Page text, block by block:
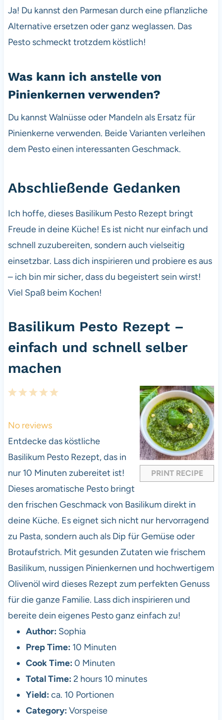
Ja! Du kannst den Parmesan durch eine pflanzliche
Alternative ersetzen oder ganz weglassen. Das
Pesto schmeckt trotzdem köstlich!
Was kann ich anstelle von
Pinienkernen verwenden?
Du kannst Walnüsse oder Mandeln als Ersatz für
Pinienkerne verwenden. Beide Varianten verleihen
dem Pesto einen interessanten Geschmack.
Abschließende Gedanken
Ich hoffe, dieses Basilikum Pesto Rezept bringt
Freude in deine Küche! Es ist nicht nur einfach und
schnell zuzubereiten, sondern auch vielseitig
einsetzbar. Lass dich inspirieren und probiere es aus
– ich bin mir sicher, dass du begeistert sein wirst!
Viel Spaß beim Kochen!
Basilikum Pesto Rezept –
einfach und schnell selber
machen
PRINT RECIPE
5
a
r
s
4
t
a
r
s
3
t
a
r
s
2
t
a
r
s
1
t
a
r
No reviews
Entdecke das köstliche
Basilikum Pesto Rezept, das in
nur 10 Minuten zubereitet ist!
Dieses aromatische Pesto bringt
den frischen Geschmack von Basilikum direkt in
deine Küche. Es eignet sich nicht nur hervorragend
zu Pasta, sondern auch als Dip für Gemüse oder
Brotaufstrich. Mit gesunden Zutaten wie frischem
Basilikum, nussigen Pinienkernen und hochwertigem
Olivenöl wird dieses Rezept zum perfekten Genuss
für die ganze Familie. Lass dich inspirieren und
bereite dein eigenes Pesto ganz einfach zu!
Author: Sophia
Prep Time: 10 Minuten
Cook Time: 0 Minuten
Total Time: 2 hours 10 minutes
Yield: ca. 10 Portionen
Category: Vorspeise